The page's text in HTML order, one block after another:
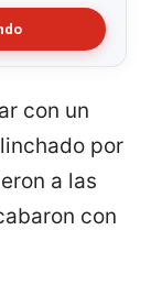
con un
por
a las
con